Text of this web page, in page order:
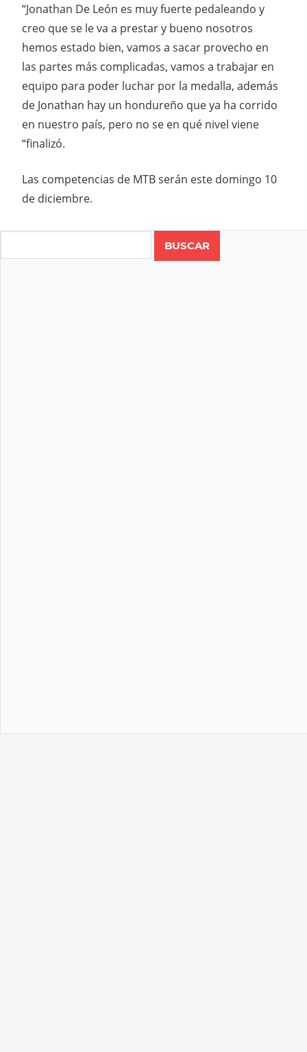
“Jonathan De León es muy fuerte pedaleando y
creo que se le va a prestar y bueno nosotros
hemos estado bien, vamos a sacar provecho en
las partes más complicadas, vamos a trabajar en
equipo para poder luchar por la medalla, además
de Jonathan hay un hondureño que ya ha corrido
en nuestro país, pero no se en qué nivel viene
“finalizó.
Las competencias de MTB serán este domingo 10
de diciembre.